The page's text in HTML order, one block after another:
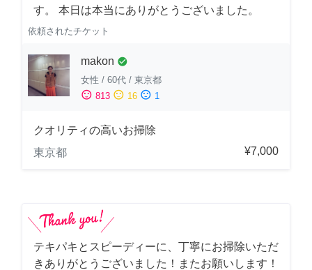
す。 本日は本当にありがとうございました。
依頼されたチケット
makon check_circle
女性 / 60代 / 東京都
sentiment_satisfied 813 sentiment_neutral 16 sentiment_dissatisfied 1
クオリティの高いお掃除
東京都
¥7,000
テキパキとスピーディーに、丁寧にお掃除いただ
きありがとうございました！またお願いします！